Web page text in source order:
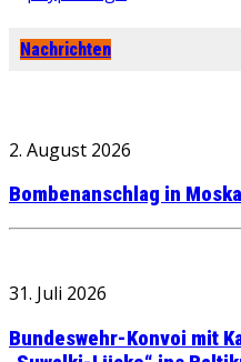
Nachrichten
2. August 2026
Bombenanschlag in
31. Juli 2026
Bundeswehr-Konvoi mit